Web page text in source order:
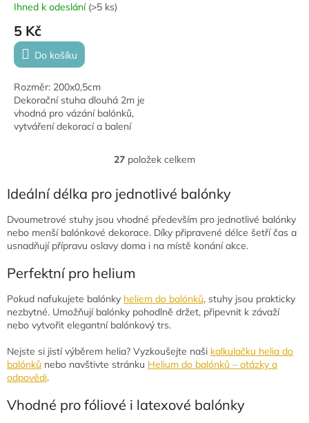
Ihned k odeslání (>5 ks)
5 Kč
Do košíku
Rozměr: 200x0,5cm
Dekorační stuha dlouhá 2m je
vhodná pro vázání balónků,
vytváření dekorací a balení
O
l
á
d
a
c
v
k
y
ý
p
u
27 položek celkem
Ideální délka pro jednotlivé balónky
Dvoumetrové stuhy jsou vhodné především pro jednotlivé balónky
nebo menší balónkové dekorace. Díky připravené délce šetří čas a
usnadňují přípravu oslavy doma i na místě konání akce.
Perfektní pro helium
Pokud nafukujete balónky heliem do balónků, stuhy jsou prakticky
nezbytné. Umožňují balónky pohodlně držet, připevnit k závaží
nebo vytvořit elegantní balónkový trs.
Nejste si jistí výběrem helia? Vyzkoušejte naši kalkulačku helia do
balónků nebo navštivte stránku Helium do balónků – otázky a
odpovědi.
Vhodné pro fóliové i latexové balónky